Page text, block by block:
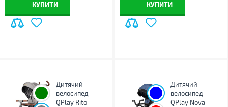
КУПИТИ КУПИТИ
Дитячий
велосипед
QPlay Rito
Дитячий
велосипед
QPlay Nova